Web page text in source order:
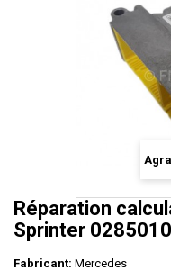
Réparation
Sprinter
Fabricant: Mercedes